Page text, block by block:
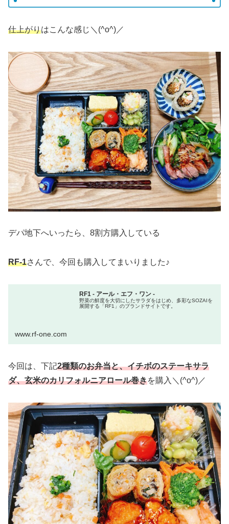
仕上がりはこんな感じ＼(^o^)／
デパ地下へいったら、8割方購入している
RF-1さんで、今回も購入してまいりました♪
RF1 - アール・エフ・ワン -
野菜の鮮度を大切にしたサラダをはじめ、多彩なSOZAIを
展開する「RF1」のブランドサイトです。
www.rf-one.com
今回は、下記2種類のお弁当と、イチボのステーキサラ
ダ、玄米のカリフォルニアロール巻きを購入＼(^o^)／